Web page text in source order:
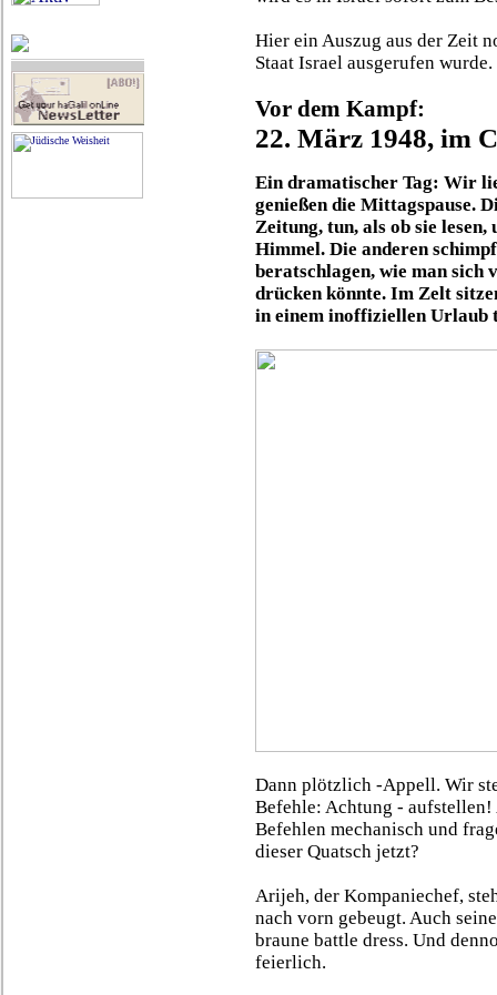
Hier ein Auszug aus der Zeit
Staat Israel ausgerufen wurde.
Vor dem Kampf:
22. März 1948, im
Ein dramatischer Tag: Wir
genießen die Mittagspause.
Zeitung, tun, als ob sie
Himmel. Die anderen
beratschlagen, wie man sich
drücken könnte. Im Zelt
in einem inoffiziellen Urlaub
Dann plötzlich -Appell. Wir
Befehle: Achtung -
Befehlen mechanisch und
dieser Quatsch jetzt?
Arijeh, der Kompaniechef,
nach vorn gebeugt. Auch
braune battle dress. Und
feierlich.